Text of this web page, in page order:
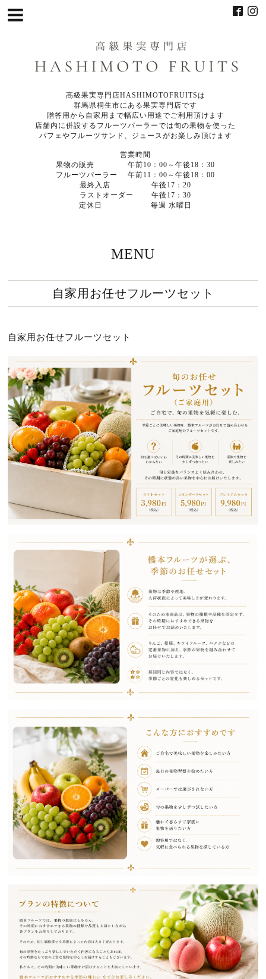
高級果実専門店HASHIMOTOFRUITSは
群馬県桐生市にある果実専門店です
贈答用から自家用まで幅広い用途でご利用頂けます
店舗内に併設するフルーツパーラーでは旬の果物を使った
パフェやフルーツサンド、ジュースがお楽しみ頂けます
営業時間
果物の販売 午前10：00～午後18：30
フルーツパーラー 午前11：00～午後18：00
最終入店 午後17：20
ラストオーダー 午後17：30
定休日 毎週 水曜日
MENU
自家用お任せフルーツセット
自家用お任せフルーツセット